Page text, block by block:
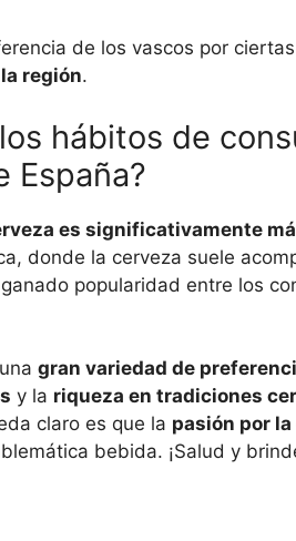
de los vascos por
región.
hábitos de
España?
es significativamente
donde la cerveza suele
popularidad entre los
gran variedad de
y la riqueza en tradiciones
claro es que la pasión por
bebida. ¡Salud y